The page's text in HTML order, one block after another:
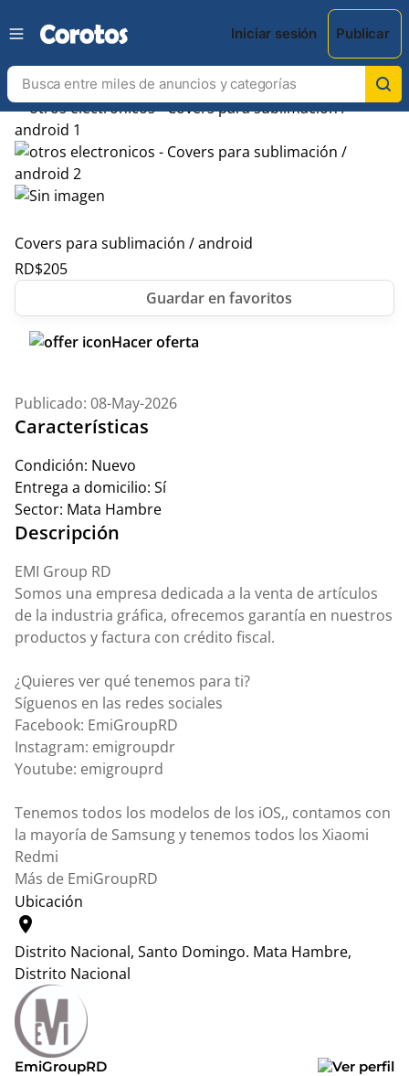
Iniciar sesión Publicar
Covers para sublimación / android
RD$205
Hacer oferta
Publicado: 08-May-2026
Características
Condición: Nuevo
Entrega a domicilio: Sí
Sector: Mata Hambre
Descripción
EMI Group RD
Somos una empresa dedicada a la venta de artículos
de la industria gráfica, ofrecemos garantía en nuestros
productos y factura con crédito fiscal.
¿Quieres ver qué tenemos para ti?
Síguenos en las redes sociales
Facebook: EmiGroupRD
Instagram: emigroupdr
Youtube: emigrouprd
Tenemos todos los modelos de los iOS,, contamos con
la mayoría de Samsung y tenemos todos los Xiaomi
Redmi
Más de EmiGroupRD
Ubicación
location_on
Distrito Nacional, Santo Domingo. Mata Hambre,
Distrito Nacional
−
EmiGroupRD